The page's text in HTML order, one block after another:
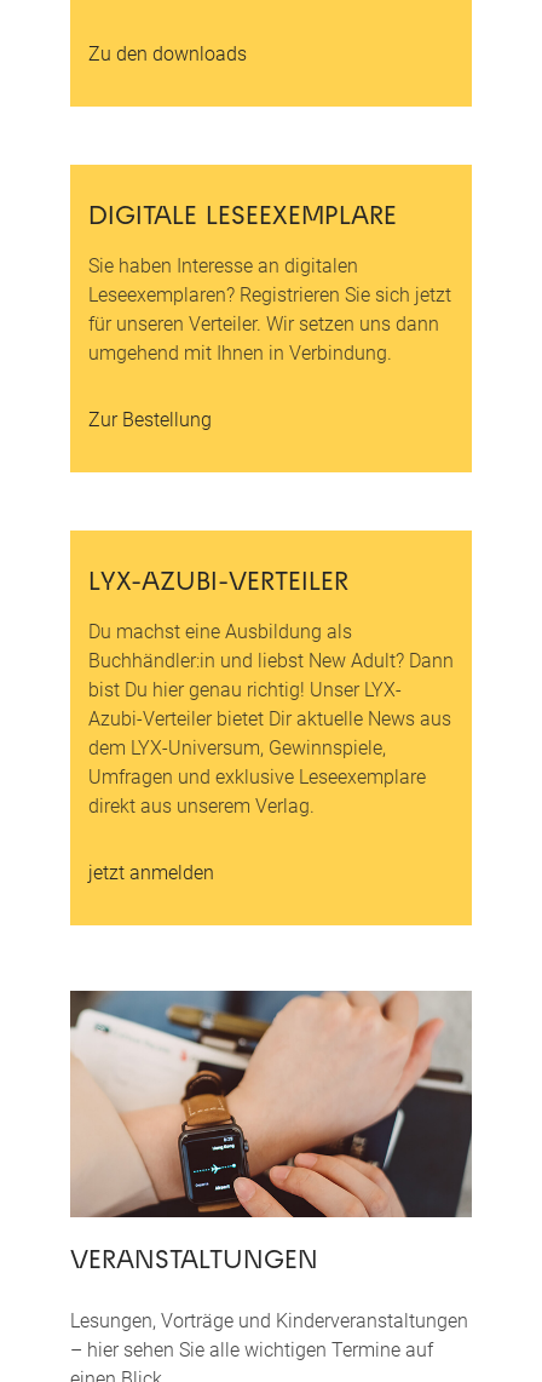
Zu den downloads
DIGITALE LESEEXEMPLARE
Sie haben Interesse an digitalen
Leseexemplaren? Registrieren Sie sich jetzt
für unseren Verteiler. Wir setzen uns dann
umgehend mit Ihnen in Verbindung.
Zur Bestellung
LYX-AZUBI-VERTEILER
Du machst eine Ausbildung als
Buchhändler:in und liebst New Adult? Dann
bist Du hier genau richtig! Unser LYX-
Azubi-Verteiler bietet Dir aktuelle News aus
dem LYX-Universum, Gewinnspiele,
Umfragen und exklusive Leseexemplare
direkt aus unserem Verlag.
jetzt anmelden
VERANSTALTUNGEN
Lesungen, Vorträge und Kinderveranstaltungen
– hier sehen Sie alle wichtigen Termine auf